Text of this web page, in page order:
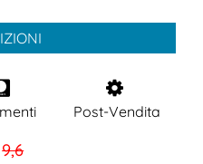
Post-Vendita
9,6